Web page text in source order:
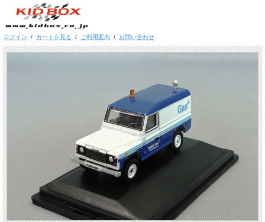
ログイン / カートを見る / ご利用案内 / お問い合わせ